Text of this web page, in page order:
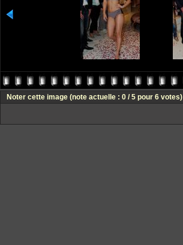
Noter cette image (note actuelle : 0 / 5 pour 6 votes)